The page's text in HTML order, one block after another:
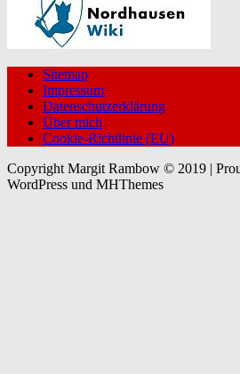
Sitemap
Impressum
Datenschutzerklärung
Über mich
Cookie-Richtlinie (EU)
Copyright Margit Rambow © 2019 |
WordPress und MHThemes